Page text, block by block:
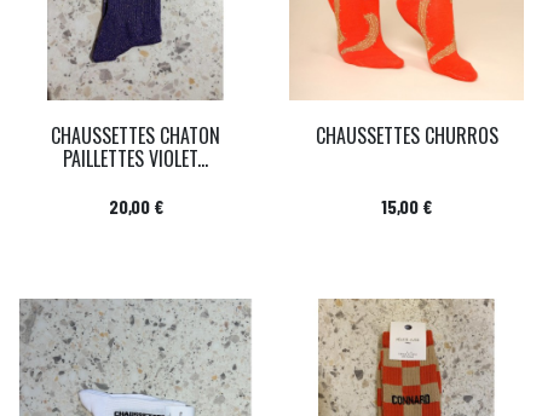
CHAUSSETTES CHATON
PAILLETTES VIOLET...
Prix
20,00 €
CHAUSSETTES CHURROS
Prix
15,00 €